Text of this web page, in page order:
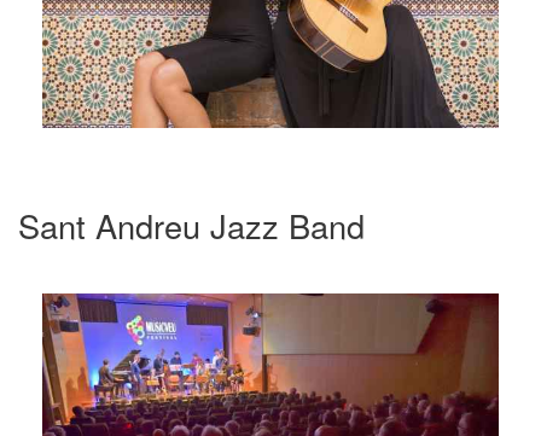
Sant Andreu Jazz Band